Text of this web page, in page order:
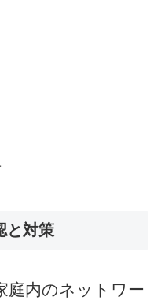
と対策
庭内のネットワー